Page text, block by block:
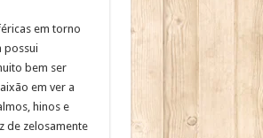
em torno
possui
bem ser
em ver a
hinos e
de zelosamente